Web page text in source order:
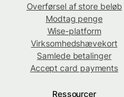
Overførsel af store beløb
Modtag penge
Wise-platform
Virksomhedshævekort
Samlede betalinger
Accept card payments
Ressourcer